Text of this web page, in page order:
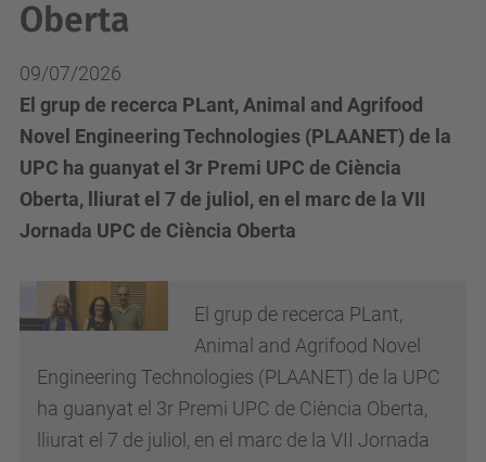
Oberta
09/07/2026
El grup de recerca PLant, Animal and Agrifood
Novel Engineering Technologies (PLAANET) de la
UPC ha guanyat el 3r Premi UPC de Ciència
Oberta, lliurat el 7 de juliol, en el marc de la VII
Jornada UPC de Ciència Oberta
El grup de recerca PLant,
Animal and Agrifood Novel
Engineering Technologies (PLAANET) de la UPC
ha guanyat el 3r Premi UPC de Ciència Oberta,
lliurat el 7 de juliol, en el marc de la VII Jornada